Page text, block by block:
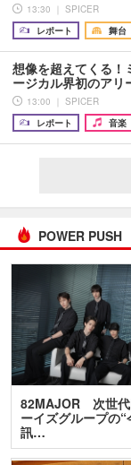
13:30 ｜ SPICER
レポート
舞台
想像を超えてくる！
ージカル界初のア
13:00 ｜ SPICER
レポート
音楽
POWER PUSH
82MAJOR 次世代
ーイズグループの“
訊…